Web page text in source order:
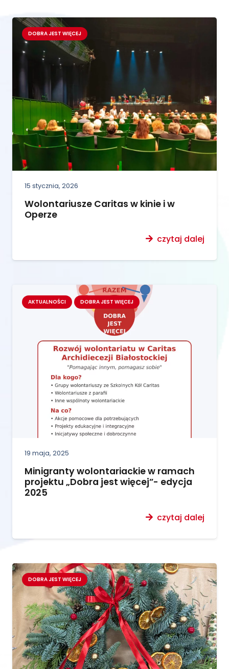
DOBRA JEST WIĘCEJ
15 stycznia, 2026
Wolontariusze Caritas w kinie i w
Operze
czytaj dalej
AKTUALNOŚCI DOBRA JEST WIĘCEJ
19 maja, 2025
Minigranty wolontariackie w ramach
projektu „Dobra jest więcej”- edycja
2025
czytaj dalej
DOBRA JEST WIĘCEJ